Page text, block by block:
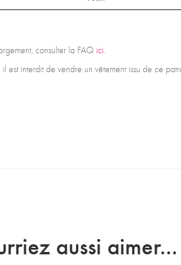
consulter la FAQ ici.
est interdit de vendre un vêtement issu de ce
aussi aimer...